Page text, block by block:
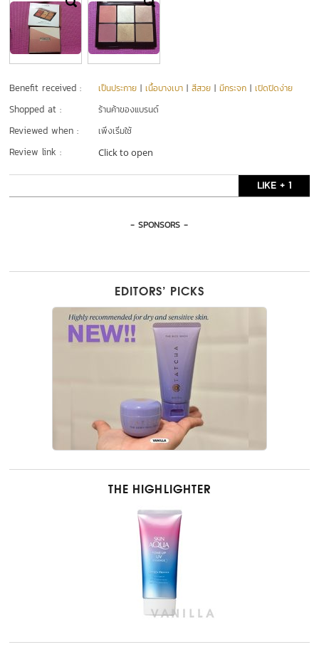
Benefit received : เป็นประกาย |เนื้อบางเบา |สีสวย |มีกระจก |เปิดปิดง่าย
Shopped at : ร้านค้าของแบรนด์
Reviewed when : เพิ่งเริ่มใช้
Review link : Click to open
LIKE + 1
- SPONSORS -
EDITORS’ PICKS
THE HIGHLIGHTER